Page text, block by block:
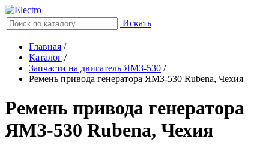
Искать
Главная /
Каталог /
Запчасти на двигатель ЯМЗ-530 /
Ремень привода генератора ЯМЗ-530 Rubena, Чехия
Ремень привода генератора
ЯМЗ-530 Rubena, Чехия